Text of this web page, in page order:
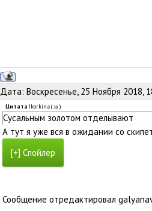
Дата: Воскресенье, 25 Ноября 2018,
Цитата Ikorkina( )
Сусальным золотом отделывают
А тут я уже вся в ожидании со
Сообщение отредактировал